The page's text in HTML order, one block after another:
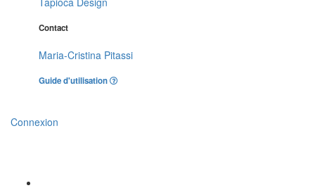
Contact
Maria-Cristina Pitassi
Guide d'utilisation
Connexion